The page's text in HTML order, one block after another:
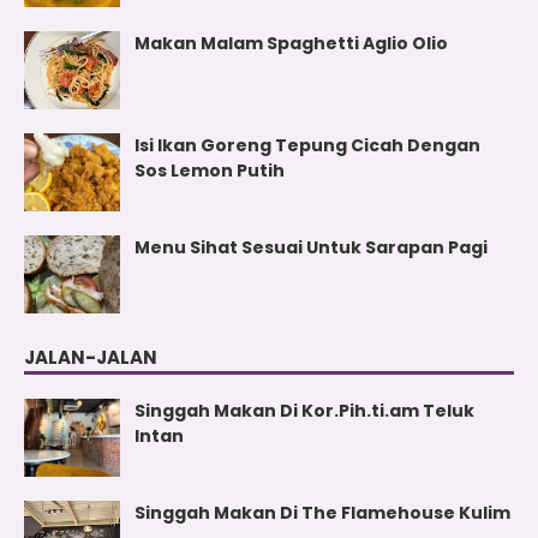
Makan Malam Spaghetti Aglio Olio
Isi Ikan Goreng Tepung Cicah Dengan
Sos Lemon Putih
Menu Sihat Sesuai Untuk Sarapan Pagi
JALAN-JALAN
Singgah Makan Di Kor.Pih.ti.am Teluk
Intan
Singgah Makan Di The Flamehouse Kulim